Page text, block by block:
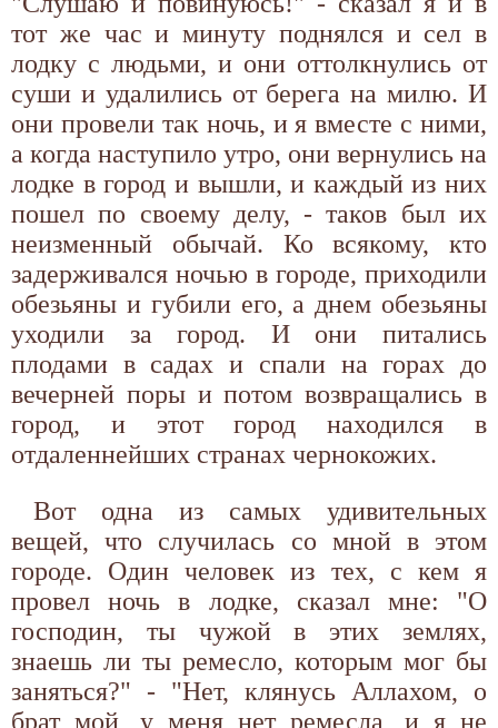
тот же час и минуту поднялся и сел в
лодку с людьми, и они оттолкнулись от
суши и удалились от берега на милю. И
они провели так ночь, и я вместе с ними,
а когда наступило утро, они вернулись на
лодке в город и вышли, и каждый из них
пошел по своему делу, - таков был их
неизменный обычай. Ко всякому, кто
задерживался ночью в городе, приходили
обезьяны и губили его, а днем обезьяны
уходили за город. И они питались
плодами в садах и спали на горах до
вечерней поры и потом возвращались в
город, и этот город находился в
отдаленнейших странах чернокожих.
Вот одна из самых удивительных
вещей, что случилась со мной в этом
городе. Один человек из тех, с кем я
провел ночь в лодке, сказал мне: "О
господин, ты чужой в этих землях,
знаешь ли ты ремесло, которым мог бы
заняться?" - "Нет, клянусь Аллахом, о
брат мой, у меня нет ремесла, и я не